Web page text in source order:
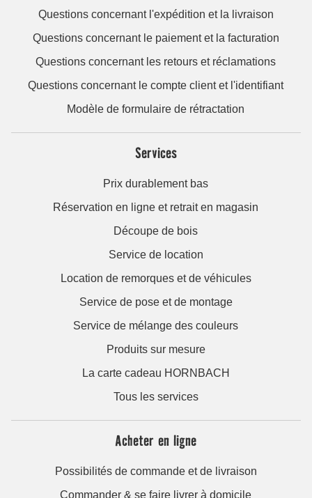
Questions concernant l'expédition et la livraison
Questions concernant le paiement et la facturation
Questions concernant les retours et réclamations
Questions concernant le compte client et l'identifiant
Modèle de formulaire de rétractation
Services
Prix durablement bas
Réservation en ligne et retrait en magasin
Découpe de bois
Service de location
Location de remorques et de véhicules
Service de pose et de montage
Service de mélange des couleurs
Produits sur mesure
La carte cadeau HORNBACH
Tous les services
Acheter en ligne
Possibilités de commande et de livraison
Commander & se faire livrer à domicile